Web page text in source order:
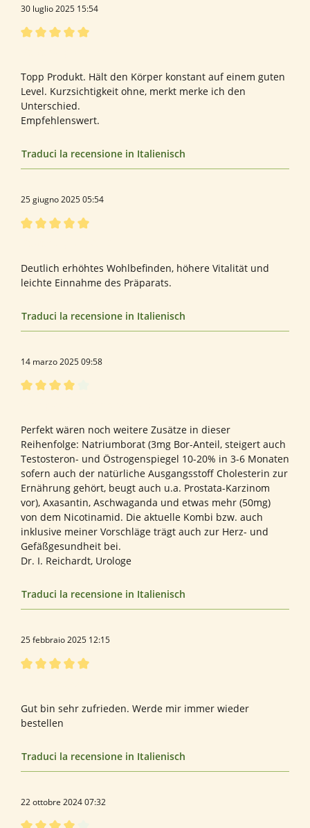
30 luglio 2025 15:54
Topp Produkt. Hält den Körper konstant auf einem guten
Level. Kurzsichtigkeit ohne, merkt merke ich den
Unterschied.
Empfehlenswert.
Traduci la recensione in Italienisch
25 giugno 2025 05:54
Deutlich erhöhtes Wohlbefinden, höhere Vitalität und
leichte Einnahme des Präparats.
Traduci la recensione in Italienisch
14 marzo 2025 09:58
Perfekt wären noch weitere Zusätze in dieser
Reihenfolge: Natriumborat (3mg Bor-Anteil, steigert auch
Testosteron- und Östrogenspiegel 10-20% in 3-6 Monaten
sofern auch der natürliche Ausgangsstoff Cholesterin zur
Ernährung gehört, beugt auch u.a. Prostata-Karzinom
vor), Axasantin, Aschwaganda und etwas mehr (50mg)
von dem Nicotinamid. Die aktuelle Kombi bzw. auch
inklusive meiner Vorschläge trägt auch zur Herz- und
Gefäßgesundheit bei.
Dr. I. Reichardt, Urologe
Traduci la recensione in Italienisch
25 febbraio 2025 12:15
Gut bin sehr zufrieden. Werde mir immer wieder
bestellen
Traduci la recensione in Italienisch
22 ottobre 2024 07:32